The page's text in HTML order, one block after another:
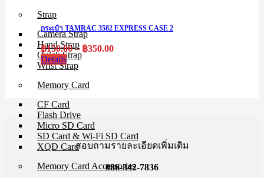
Strap
Camera Strap
Hand Strap
Quick Strap
Wrist Strap
Memory Card
CF Card
Flash Drive
Micro SD Card
SD Card & Wi-Fi SD Card
XQD Card
Memory Card Accessories
กระเป๋า TAMRAC 3582 EXPRESS CASE 2
฿150.00 – ฿350.00Price
Details
สอบถามรายละเอียดเพิ่มเติม
086-342-7836